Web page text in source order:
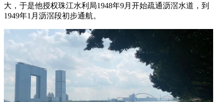
大，于是他授权珠江水利局1948年9月开始疏通沥滘水道，到
1949年1月沥滘段初步通航。